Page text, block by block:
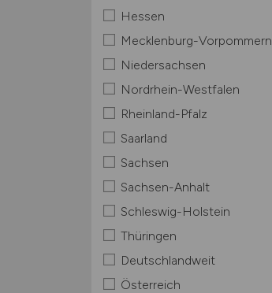
Hessen
Mecklenburg-Vorpommern
Niedersachsen
Nordrhein-Westfalen
Rheinland-Pfalz
Saarland
Sachsen
Sachsen-Anhalt
Schleswig-Holstein
Thüringen
Deutschlandweit
Österreich